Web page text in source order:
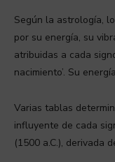
Según la astrología,
por su energía, su
atribuidas a cada
nacimiento’. Su
Varias tablas
influyente de cada
(1500 a.C.), derivada